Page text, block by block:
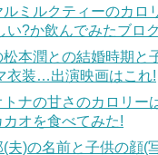
ルミルクティーのカロ
い?か飲んでみたブロ
本潤との結婚時期と
衣装…出演映画はこれ!
ナの甘さのカロリー
オを食べてみた!
夫)の名前と子供の顔(